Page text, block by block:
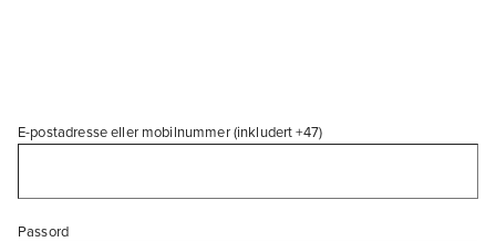
E-postadresse eller mobilnummer (inkludert +47)
Passord